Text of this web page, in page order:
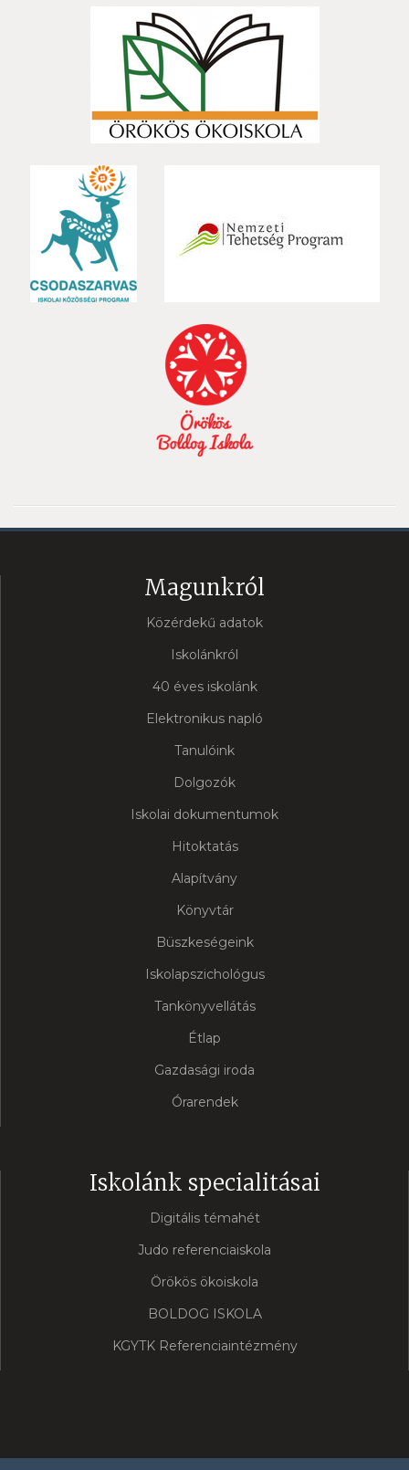
Magunkról
Közérdekű adatok
Iskolánkról
40 éves iskolánk
Elektronikus napló
Tanulóink
Dolgozók
Iskolai dokumentumok
Hitoktatás
Alapítvány
Könyvtár
Büszkeségeink
Iskolapszichológus
Tankönyvellátás
Étlap
Gazdasági iroda
Órarendek
Iskolánk specialitásai
Digitális témahét
Judo referenciaiskola
Örökös ökoiskola
BOLDOG ISKOLA
KGYTK Referenciaintézmény